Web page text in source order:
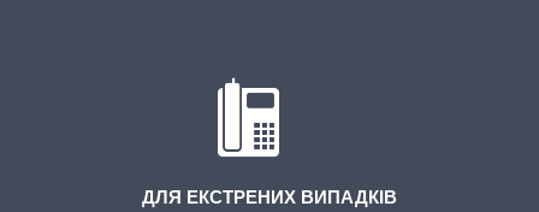
ДЛЯ ЕКСТРЕНИХ ВИПАДКІВ